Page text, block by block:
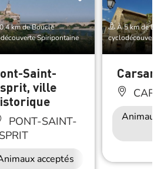
km de Boucle
Spiripontaine
Saint-
ville
PONT-SAINT-
acceptés
À 5 km de
cyclodécouverte
Carsan
Animaux